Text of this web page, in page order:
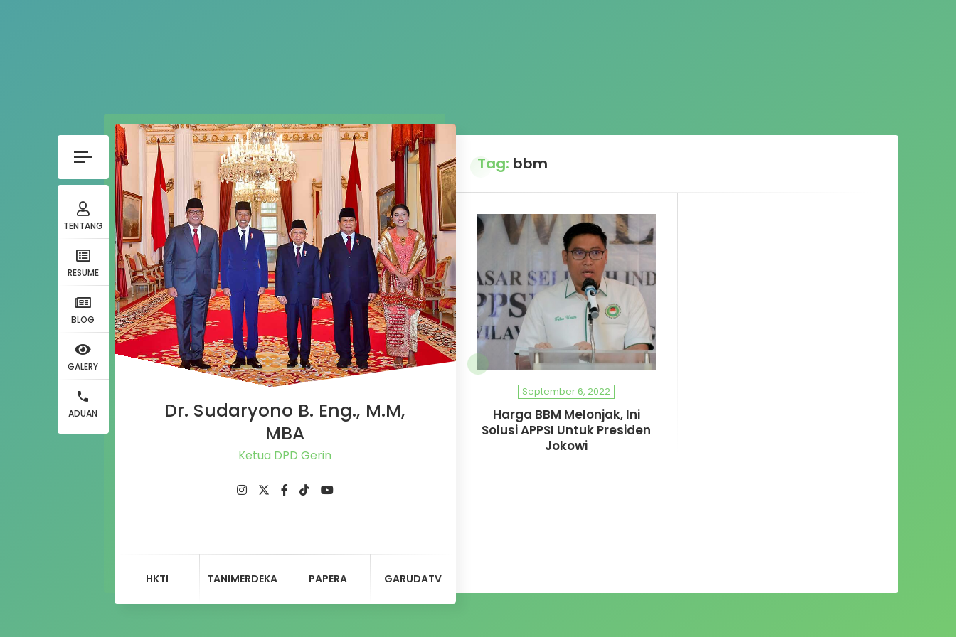
TENTANG
RESUME
BLOG
GALERY
ADUAN
Dr. Sudaryono B. Eng., M.M,
MBA
Ketua DPD Gerindra
HKTI TANIMERDEKA PAPERA GARUDATV
Tag: bbm
September 6, 2022
Harga BBM Melonjak, Ini
Solusi APPSI Untuk Presiden
Jokowi